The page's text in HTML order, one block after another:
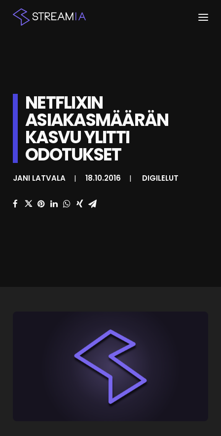
STREAMIT
KESKUSTELU
SHOP
HAKU
NETFLIXIN
ASIAKASMÄÄRÄN
KASVU YLITTI
ODOTUKSET
JANI LATVALA | 18.10.2016 | DIGILELUT